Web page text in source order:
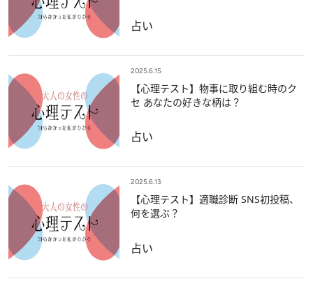
占い
2025.6.15
【心理テスト】物事に取り組む時のク
セ あなたの好きな柄は？
占い
2025.6.13
【心理テスト】適職診断 SNS初投稿、
何を選ぶ？
占い